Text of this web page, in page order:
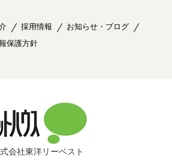
採用情報
お知らせ・ブログ
保護方針
会社東洋リーベスト